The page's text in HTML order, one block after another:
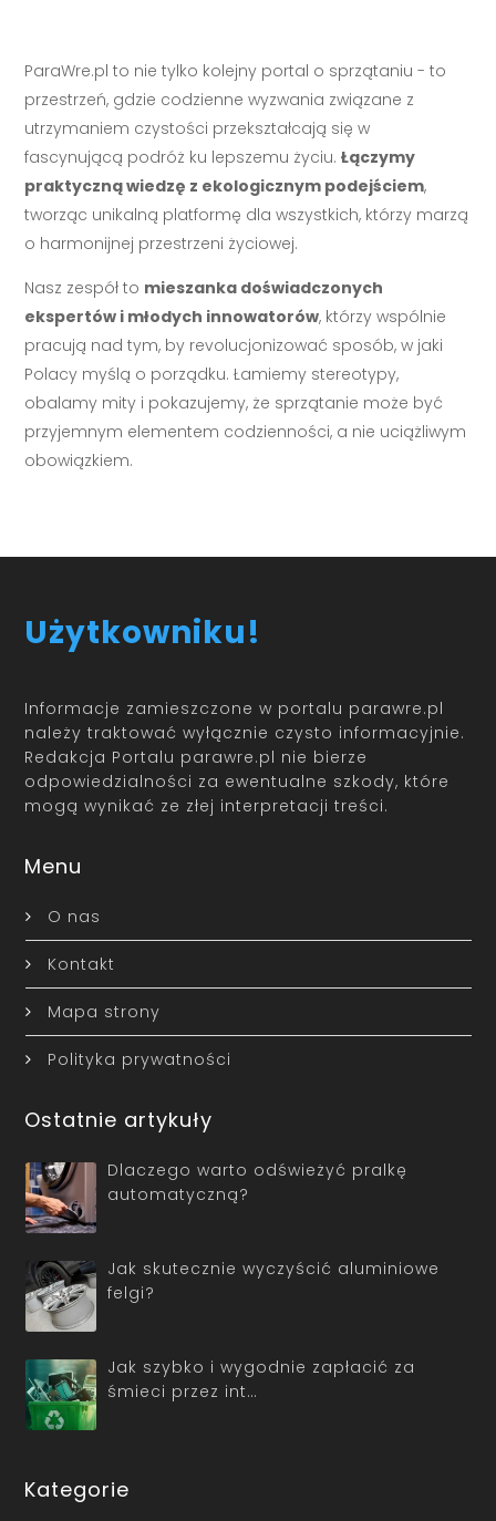
ParaWre.pl to nie tylko kolejny portal o sprzątaniu - to
przestrzeń, gdzie codzienne wyzwania związane z
utrzymaniem czystości przekształcają się w
fascynującą podróż ku lepszemu życiu.Łączymy
praktyczną wiedzę z ekologicznym podejściem,
tworząc unikalną platformę dla wszystkich, którzy marzą
o harmonijnej przestrzeni życiowej.
Nasz zespół to mieszanka doświadczonych
ekspertów i młodych innowatorów, którzy wspólnie
pracują nad tym, by revolucjonizować sposób, w jaki
Polacy myślą o porządku. Łamiemy stereotypy,
obalamy mity i pokazujemy, że sprzątanie może być
przyjemnym elementem codzienności, a nie uciążliwym
obowiązkiem.
Użytkowniku!
Informacje zamieszczone w portalu parawre.pl
należy traktować wyłącznie czysto informacyjnie.
Redakcja Portalu parawre.pl nie bierze
odpowiedzialności za ewentualne szkody, które
mogą wynikać ze złej interpretacji treści.
Menu
O nas
Kontakt
Mapa strony
Polityka prywatności
Ostatnie artykuły
Dlaczego warto odświeżyć pralkę
automatyczną?
Jak skutecznie wyczyścić aluminiowe
felgi?
Jak szybko i wygodnie zapłacić za
śmieci przez int…
Kategorie